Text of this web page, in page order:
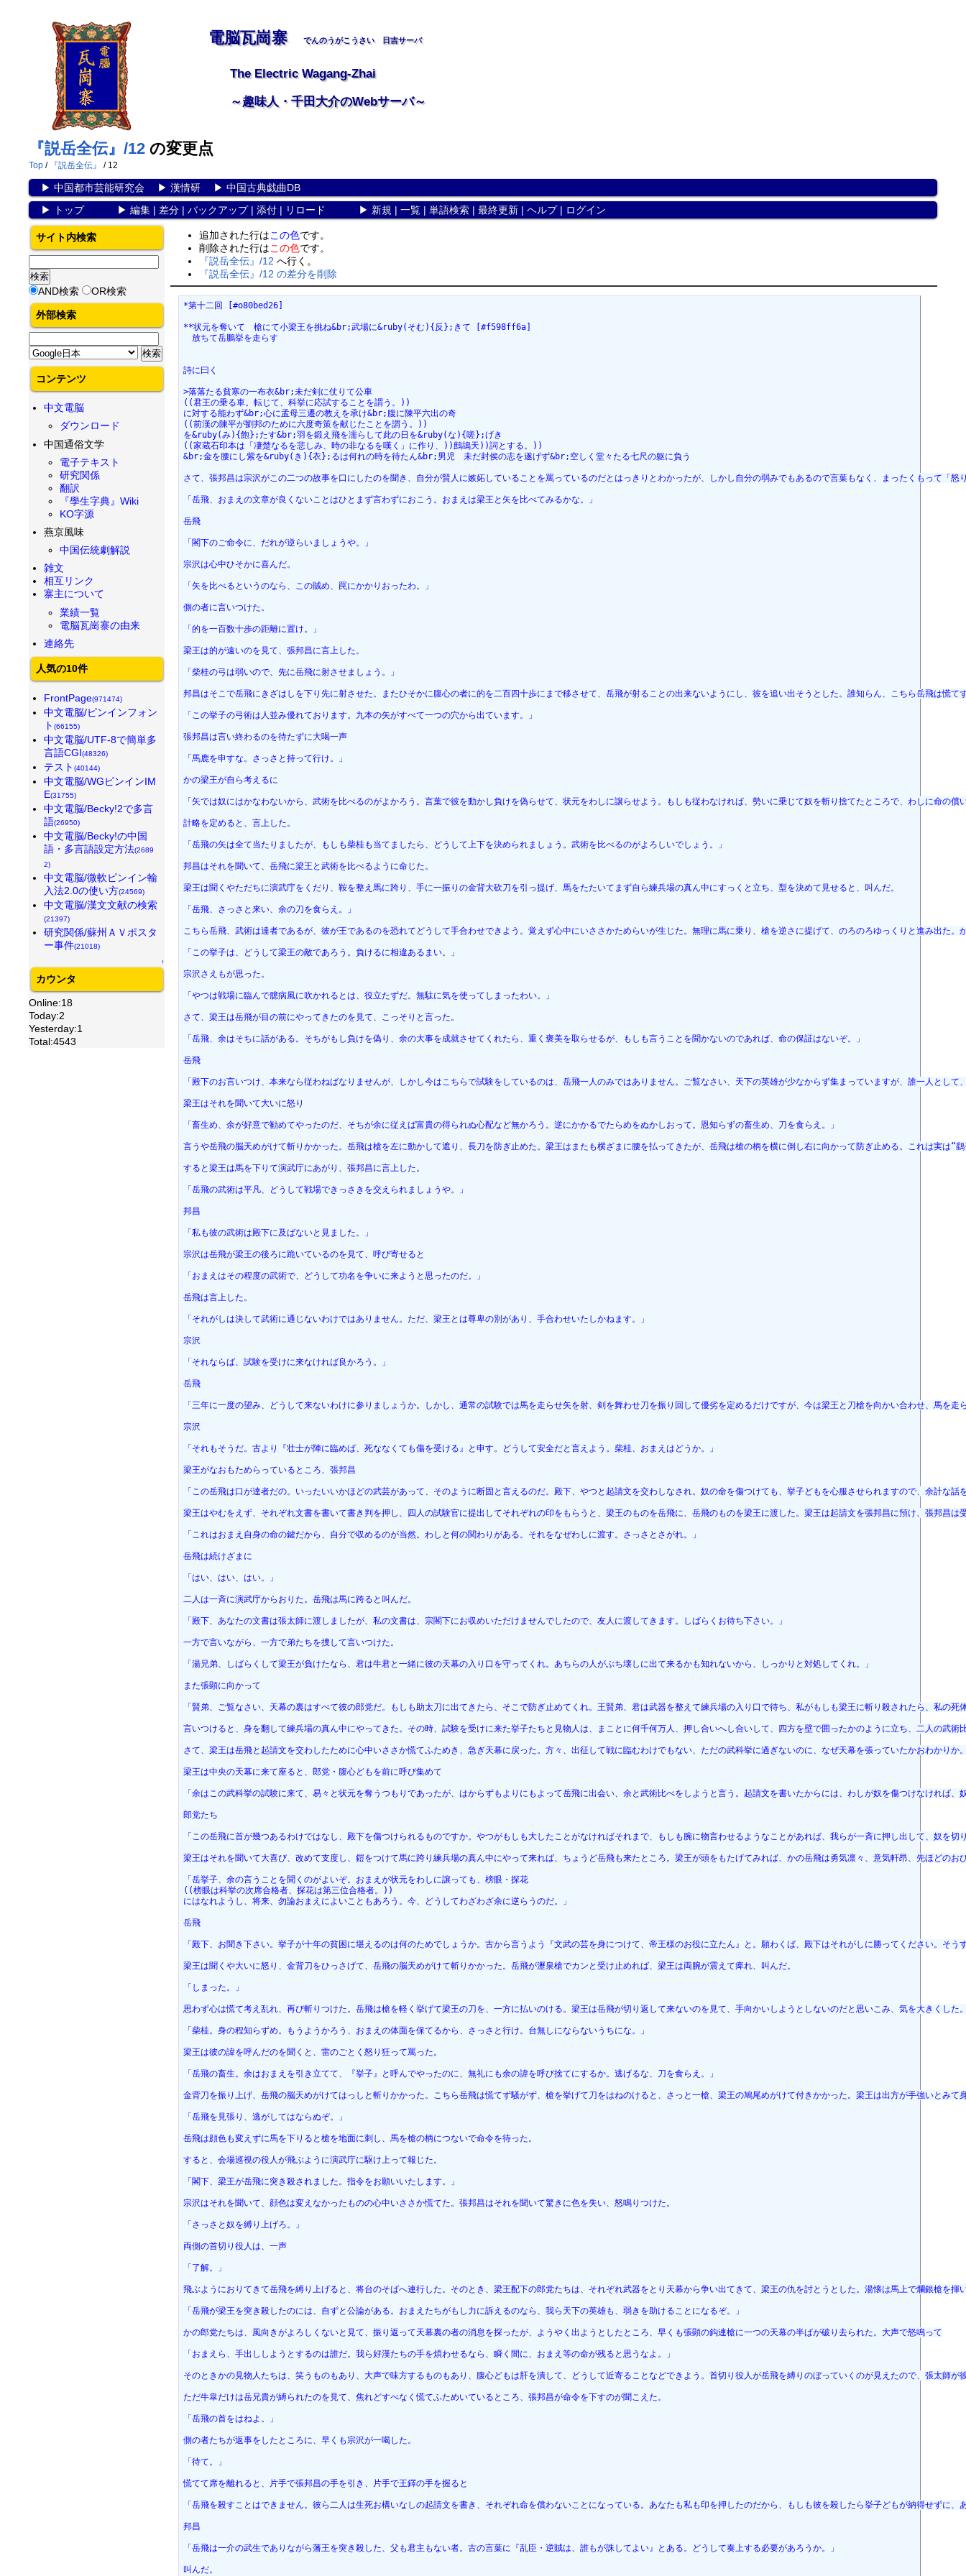
電脳瓦崗寨 でんのうがこうさい 日吉サーバ
The Electric Wagang-Zhai
～趣味人・千田大介のWebサーバ～
『説岳全伝』/12の変更点
Top/ 『説岳全伝』 / 12
▶ 中国都市芸能研究会▶ 漢情研▶ 中国古典戯曲DB
▶
トップ▶ 編集| 差分| バックアップ| 添付| リロード ▶ 新規 | 一覧| 単語検索| 最終更新| ヘルプ| ログイン
追加された行はこの色です。
削除された行はこの色です。
『説岳全伝』/12 へ行く。
『説岳全伝』/12 の差分を削除
*第十二回 [#o80bed26]
**状元を奪いて　槍にて小梁王を挑ね&br;武場に&ruby(そむ){反};きて [#f598ff6a]
放ちて岳鵬挙を走らす
詩に曰く
>落落たる貧寒の一布衣&br;未だ剣に仗りて公車
((君王の乗る車。転じて、科挙に応試することを謂う。))
に対する能わず&br;心に孟母三遷の教えを承け&br;腹に陳平六出の奇
((前漢の陳平が劉邦のために六度奇策を献じたことを謂う。))
を&ruby(み){飽};たす&br;羽を鍛え飛を濡らして此の日を&ruby(な){嗟};げき
((家蔵石印本は「凄楚なるを悲しみ、時の非なるを嘆く」に作り、))鷓鴣天))詞とする。))
&br;金を腰にし紫を&ruby(き){衣};るは何れの時を待たん&br;男児　未だ封侯の志を遂げず&br;空しく堂々たる七尺の躯に負う
さて、張邦昌は宗沢がこの二つの故事を口にしたのを聞き、自分が賢人に嫉妬していることを罵っているのだとはっきりとわかったが、しかし自分の弱みでもあるので言葉もなく、まったくもって「怒
「岳飛、おまえの文章が良くないことはひとまず言わずにおこう。おまえは梁王と矢を比べてみるかな。」
岳飛
「閣下のご命令に、だれが逆らいましょうや。」
宗沢は心中ひそかに喜んだ。
「矢を比べるというのなら、この賊め、罠にかかりおったわ。」
側の者に言いつけた。
「的を一百数十歩の距離に置け。」
梁王は的が遠いのを見て、張邦昌に言上した。
「柴桂の弓は弱いので、先に岳飛に射させましょう。」
邦昌はそこで岳飛にきざはしを下り先に射させた。またひそかに腹心の者に的を二百四十歩にまで移させて、岳飛が射ることの出来ないようにし、彼を追い出そうとした。誰知らん、こちら岳飛は
「この挙子の弓術は人並み優れております。九本の矢がすべて一つの穴から出ています。」
張邦昌は言い終わるのを待たずに大喝一声
「馬鹿を申すな。さっさと持って行け。」
かの梁王が自ら考えるに
「矢では奴にはかなわないから、武術を比べるのがよかろう。言葉で彼を動かし負けを偽らせて、状元をわしに譲らせよう。もしも従わなければ、勢いに乗じて奴を斬り捨てたところで、わしに命の償
計略を定めると、言上した。
「岳飛の矢は全て当たりましたが、もしも柴桂も当てましたら、どうして上下を決められましょう。武術を比べるのがよろしいでしょう。」
邦昌はそれを聞いて、岳飛に梁王と武術を比べるように命じた。
梁王は聞くやただちに演武庁をくだり、鞍を整え馬に跨り、手に一振りの金背大砍刀を引っ提げ、馬をたたいてまず自ら練兵場の真ん中にすっくと立ち、型を決めて見せると、叫んだ。
「岳飛、さっさと来い、余の刀を食らえ。」
こちら岳飛、武術は達者であるが、彼が王であるのを恐れてどうして手合わせできよう。覚えず心中にいささかためらいが生じた。無理に馬に乗り、槍を逆さに提げて、のろのろゆっくりと進み出た
「この挙子は、どうして梁王の敵であろう。負けるに相違あるまい。」
宗沢さえもが思った。
「やつは戦場に臨んで臆病風に吹かれるとは、役立たずだ。無駄に気を使ってしまったわい。」
さて、梁王は岳飛が目の前にやってきたのを見て、こっそりと言った。
「岳飛、余はそちに話がある。そちがもし負けを偽り、余の大事を成就させてくれたら、重く褒美を取らせるが、もしも言うことを聞かないのであれば、命の保証はないぞ。」
岳飛
「殿下のお言いつけ、本来なら従わねばなりませんが、しかし今はこちらで試験をしているのは、岳飛一人のみではありません。ご覧なさい、天下の英雄が少なからず集まっていますが、誰一人
梁王はそれを聞いて大いに怒り
「畜生め、余が好意で勧めてやったのだ、そちが余に従えば富貴の得られぬ心配など無かろう。逆にかかるでたらめをぬかしおって。恩知らずの畜生め、刀を食らえ。」
言うや岳飛の脳天めがけて斬りかかった。岳飛は槍を左に動かして遮り、長刀を防ぎ止めた。梁王はまたも横ざまに腰を払ってきたが、岳飛は槍の柄を横に倒し右に向かって防ぎ止める。これは実
すると梁王は馬を下りて演武庁にあがり、張邦昌に言上した。
「岳飛の武術は平凡、どうして戦場できっさきを交えられましょうや。」
邦昌
「私も彼の武術は殿下に及ばないと見ました。」
宗沢は岳飛が梁王の後ろに跪いているのを見て、呼び寄せると
「おまえはその程度の武術で、どうして功名を争いに来ようと思ったのだ。」
岳飛は言上した。
「それがしは決して武術に通じないわけではありません。ただ、梁王とは尊卑の別があり、手合わせいたしかねます。」
宗沢
「それならば、試験を受けに来なければ良かろう。」
岳飛
「三年に一度の望み、どうして来ないわけに参りましょうか。しかし、通常の試験では馬を走らせ矢を射、剣を舞わせ刀を振り回して優劣を定めるだけですが、今は梁王と刀槍を向かい合わせ、
宗沢
「それもそうだ。古より『壮士が陣に臨めば、死ななくても傷を受ける』と申す。どうして安全だと言えよう。柴桂、おまえはどうか。」
梁王がなおもためらっているところ、張邦昌
「この岳飛は口が達者だの。いったいいかほどの武芸があって、そのように断固と言えるのだ。殿下、やつと起請文を交わしなされ。奴の命を傷つけても、挙子どもを心服させられますので、余計な話
梁王はやむをえず、それぞれ文書を書いて書き判を押し、四人の試験官に提出してそれぞれの印をもらうと、梁王のものを岳飛に、岳飛のものを梁王に渡した。梁王は起請文を張邦昌に預け、張邦昌
「これはおまえ自身の命の鍵だから、自分で収めるのが当然。わしと何の関わりがある。それをなぜわしに渡す。さっさとさがれ。」
岳飛は続けざまに
「はい、はい、はい。」
二人は一斉に演武庁からおりた。岳飛は馬に跨ると叫んだ。
「殿下、あなたの文書は張太師に渡しましたが、私の文書は、宗閣下にお収めいただけませんでしたので、友人に渡してきます。しばらくお待ち下さい。」
一方で言いながら、一方で弟たちを捜して言いつけた。
「湯兄弟、しばらくして梁王が負けたなら、君は牛君と一緒に彼の天幕の入り口を守ってくれ。あちらの人がぶち壊しに出て来るかも知れないから、しっかりと対処してくれ。」
また張顕に向かって
「賢弟、ご覧なさい、天幕の裏はすべて彼の郎党だ。もしも助太刀に出てきたら、そこで防ぎ止めてくれ。王賢弟、君は武器を整えて練兵場の入り口で待ち、私がもしも梁王に斬り殺されたら、私
言いつけると、身を翻して練兵場の真ん中にやってきた。その時、試験を受けに来た挙子たちと見物人は、まことに何千何万人、押し合いへし合いして、四方を壁で囲ったかのように立ち、二人の武術
さて、梁王は岳飛と起請文を交わしたために心中いささか慌てふためき、急ぎ天幕に戻った。方々、出征して戦に臨むわけでもない、ただの武科挙に過ぎないのに、なぜ天幕を張っていたかおわか
梁王は中央の天幕に来て座ると、郎党・腹心どもを前に呼び集めて
「余はこの武科挙の試験に来て、易々と状元を奪うつもりであったが、はからずもよりにもよって岳飛に出会い、余と武術比べをしようと言う。起請文を書いたからには、わしが奴を傷つけなければ
郎党たち
「この岳飛に首が幾つあるわけではなし、殿下を傷つけられるものですか。やつがもしも大したことがなければそれまで、もしも腕に物言わせるようなことがあれば、我らが一斉に押し出して、奴を
梁王はそれを聞いて大喜び、改めて支度し、鎧をつけて馬に跨り練兵場の真ん中にやって来れば、ちょうど岳飛も来たところ。梁王が頭をもたげてみれば、かの岳飛は勇気凛々、意気軒昂、先ほどの
「岳挙子、余の言うことを聞くのがよいぞ。おまえが状元をわしに譲っても、榜眼・探花
((榜眼は科挙の次席合格者、探花は第三位合格者。))
にはなれようし、将来、勿論おまえによいこともあろう。今、どうしてわざわざ余に逆らうのだ。」
岳飛
「殿下、お聞き下さい。挙子が十年の貧困に堪えるのは何のためでしょうか。古から言うよう『文武の芸を身につけて、帝王様のお役に立たん』と。願わくば、殿下はそれがしに勝ってください。
梁王は聞くや大いに怒り、金背刀をひっさげて、岳飛の脳天めがけて斬りかかった。岳飛が瀝泉槍でカンと受け止めれば、梁王は両腕が震えて痺れ、叫んだ。
「しまった。」
思わず心は慌て考え乱れ、再び斬りつけた。岳飛は槍を軽く挙げて梁王の刀を、一方に払いのける。梁王は岳飛が切り返して来ないのを見て、手向かいしようとしないのだと思いこみ、気を大きく
「柴桂。身の程知らずめ。もうようかろう、おまえの体面を保てるから、さっさと行け。台無しにならないうちにな。」
梁王は彼の諱を呼んだのを聞くと、雷のごとく怒り狂って罵った。
「岳飛の畜生。余はおまえを引き立てて、『挙子』と呼んでやったのに、無礼にも余の諱を呼び捨てにするか。逃げるな、刀を食らえ。」
金背刀を振り上げ、岳飛の脳天めがけてはっしと斬りかかった。こちら岳飛は慌てず騒がず、槍を挙げて刀をはねのけると、さっと一槍、梁王の鳩尾めがけて付きかかった。梁王は出方が手強いと
「岳飛を見張り、逃がしてはならぬぞ。」
岳飛は顔色も変えずに馬を下りると槍を地面に刺し、馬を槍の柄につないで命令を待った。
すると、会場巡視の役人が飛ぶように演武庁に駆け上って報じた。
「閣下、梁王が岳飛に突き殺されました。指令をお願いいたします。」
宗沢はそれを聞いて、顔色は変えなかったものの心中いささか慌てた。張邦昌はそれを聞いて驚きに色を失い、怒鳴りつけた。
「さっさと奴を縛り上げろ。」
両側の首切り役人は、一声
「了解。」
飛ぶようにおりてきて岳飛を縛り上げると、将台のそばへ連行した。そのとき、梁王配下の郎党たちは、それぞれ武器をとり天幕から争い出てきて、梁王の仇を討とうとした。湯懐は馬上で爛銀槍を
「岳飛が梁王を突き殺したのには、自ずと公論がある。おまえたちがもし力に訴えるのなら、我ら天下の英雄も、弱きを助けることになるぞ。」
かの郎党たちは、風向きがよろしくないと見て、振り返って天幕裏の者の消息を探ったが、ようやく出ようとしたところ、早くも張顕の鈎連槍に一つの天幕の半ばが破り去られた。大声で怒鳴って
「おまえら、手出ししようとするのは誰だ。我ら好漢たちの手を煩わせるなら、瞬く間に、おまえ等の命が残ると思うなよ。」
そのときかの見物人たちは、笑うものもあり、大声で味方するものもあり、腹心どもは肝を潰して、どうして近寄ることなどできよう。首切り役人が岳飛を縛りのぼっていくのが見えたので、張太師
ただ牛皐だけは岳兄貴が縛られたのを見て、焦れどすべなく慌てふためいているところ、張邦昌が命令を下すのが聞こえた。
「岳飛の首をはねよ。」
側の者たちが返事をしたところに、早くも宗沢が一喝した。
「待て。」
慌てて席を離れると、片手で張邦昌の手を引き、片手で王鐸の手を握ると
「岳飛を殺すことはできません。彼ら二人は生死お構いなしの起請文を書き、それぞれ命を償わないことになっている。あなたも私も印を押したのだから、もしも彼を殺したら挙子どもが納得せずに
邦昌
「岳飛は一介の武生でありながら藩王を突き殺した、父も君主もない者。古の言葉に『乱臣・逆賊は、誰もが誅してよい』とある。どうして奏上する必要があろうか。」
叫んだ。
サイト内検索
AND検索 OR検索
外部検索
コンテンツ
中文電脳
ダウンロード
中国通俗文学
電子テキスト
研究関係
翻訳
『學生字典』Wiki
KO字源
燕京風味
中国伝統劇解説
雑文
相互リンク
寨主について
業績一覧
電脳瓦崗寨の由来
連絡先
人気の10件
FrontPage(971474)
中文電脳/ピンインフォン
ト(66155)
中文電脳/UTF-8で簡単多
言語CGI(48326)
テスト(40144)
中文電脳/WGピンインIM
E(31755)
中文電脳/Becky!2で多言
語(26950)
中文電脳/Becky!の中国
語・多言語設定方法(2689
2)
中文電脳/微軟ピンイン輸
入法2.0の使い方(24569)
中文電脳/漢文文献の検索
(21397)
研究関係/蘇州ＡＶポスタ
ー事件(21018)
↑
カウンタ
Online:18
Today:2
Yesterday:1
Total:4543